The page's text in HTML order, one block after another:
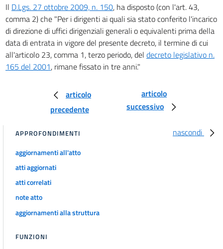
Accesso alla dirigenza e riordino della((Scuola
nazionale
dell'amministrazione))
28
28 bis
29
Uffici, piante organiche, mobilità e accessi
29 bis
30
31
32
33
34
34 bis
35
Il D.Lgs. 27 ottobre 2009, n. 150, ha disposto (con l'art. 43,
comma 2) che "Per i dirigenti ai quali sia stato conferito l'incarico
di direzione di uffici dirigenziali generali o equivalenti prima della
data di entrata in vigore del presente decreto, il termine di cui
all'articolo 23, comma 1, terzo periodo, del decreto legislativo n.
165 del 2001, rimane fissato in tre anni."
articolo
precedente
articolo
successivo
nascondi
APPROFONDIMENTI
aggiornamenti all'atto
atti aggiornati
atti correlati
note atto
aggiornamenti alla struttura
FUNZIONI